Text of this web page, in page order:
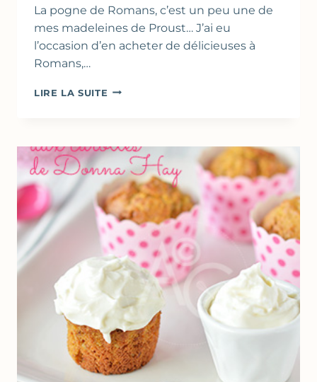
La pogne de Romans, c’est un peu une de
mes madeleines de Proust… J’ai eu
l’occasion d’en acheter de délicieuses à
Romans,…
LIRE LA SUITE POGNE
PRESQUE